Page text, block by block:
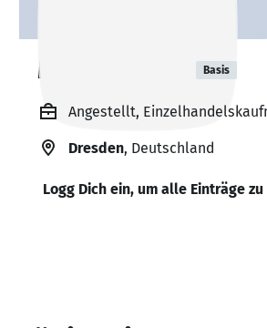
Max Haubold Basis
Angestellt,
Dresden, Deutschland
Logg Dich ein, um alle Einträge